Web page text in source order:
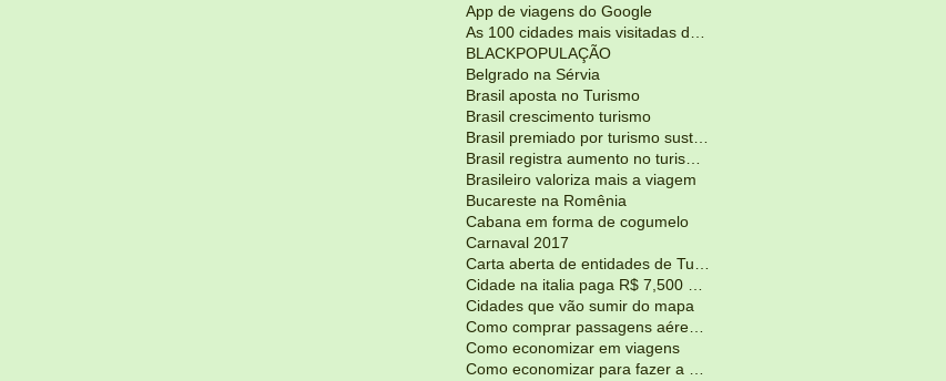
App de viagens do Google
BLACKPOPULAÇÃO
Belgrado na Sérvia
Brasil aposta no Turismo
Brasil crescimento turismo
Brasileiro valoriza mais a viagem
Bucareste na Romênia
Cabana em forma de cogumelo
Carnaval 2017
Cidades que vão sumir do mapa
Como economizar em viagens